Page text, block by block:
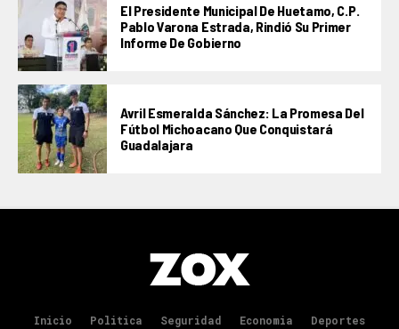
El Presidente Municipal De Huetamo, C.P.
Pablo Varona Estrada, Rindió Su Primer
Informe De Gobierno
Avril Esmeralda Sánchez: La Promesa Del
Fútbol Michoacano Que Conquistará
Guadalajara
Inicio Politica Seguridad Economia
Deportes